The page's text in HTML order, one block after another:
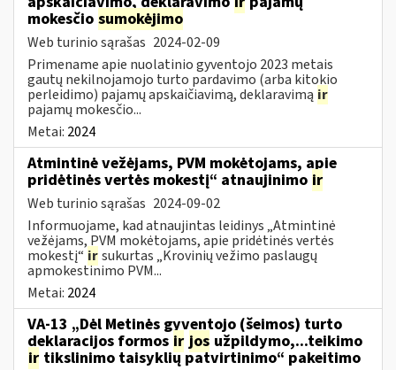
mokesčio sumokėjimo
Web turinio sąrašas 2024-02-09
Primename apie nuolatinio gyventojo 2023 metais
gautų nekilnojamojo turto pardavimo (arba kitokio
perleidimo) pajamų apskaičiavimą, deklaravimą ir
pajamų mokesčio...
Metai: 2024
Atmintinė vežėjams, PVM mokėtojams, apie
pridėtinės vertės mokestį“ atnaujinimo ir
Web turinio sąrašas 2024-09-02
Informuojame, kad atnaujintas leidinys „Atmintinė
vežėjams, PVM mokėtojams, apie pridėtinės vertės
mokestį“ irsukurtas „Krovinių vežimo paslaugų
apmokestinimo PVM...
Metai: 2024
VA-13 „Dėl Metinės gyventojo (šeimos) turto
deklaracijos formos ir jos užpildymo,...teikimo
ir tikslinimo taisyklių patvirtinimo“ pakeitimo